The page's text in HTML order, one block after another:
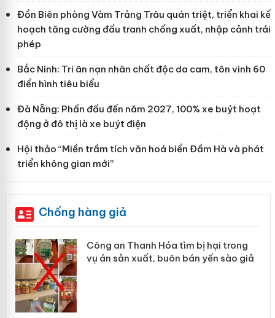
Đồn Biên phòng Vàm Trảng Trâu quán triệt, triển khai kế
hoạch tăng cường đấu tranh chống xuất, nhập cảnh trái
phép
Bắc Ninh: Tri ân nạn nhân chất độc da cam, tôn vinh 60
điển hình tiêu biểu
Đà Nẵng: Phấn đấu đến năm 2027, 100% xe buýt hoạt
động ở đô thị là xe buýt điện
Hội thảo “Miền trầm tích văn hoá biển Đầm Hà và phát
triển không gian mới”
Chống hàng giả
hại trong
yến sào giả
Lào Cai xử lý 83 vụ vi phạm
mại trong tháng 7